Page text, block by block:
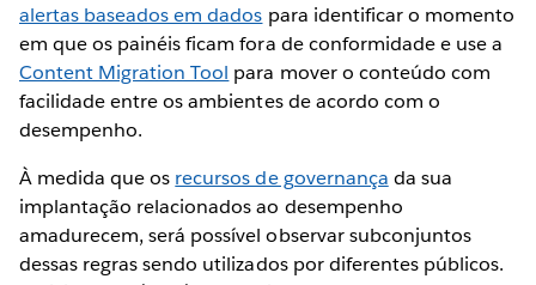
alertas baseados em dados para identificar o momento
em que os painéis ficam fora de conformidade e use a
Content Migration Tool para mover o conteúdo com
facilidade entre os ambientes de acordo com o
desempenho.
À medida que os recursos de governança da sua
implantação relacionados ao desempenho
amadurecem, será possível observar subconjuntos
dessas regras sendo utilizados por diferentes públicos.